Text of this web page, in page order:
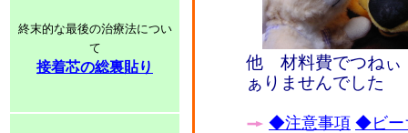
終末的な最後の治療法につい
て
接着芯の総裏貼り
他 材料費でつね
ぁりませんでした
◆注意事項 ◆ビー